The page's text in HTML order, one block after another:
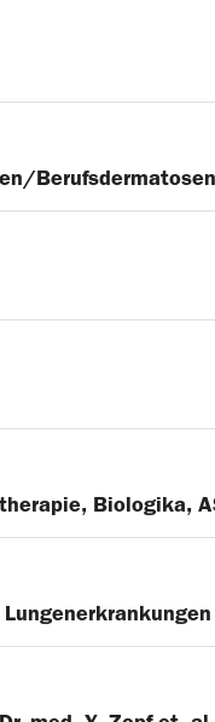
Berufsdermatosen
Biologika,